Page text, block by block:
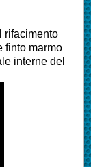
rifacimento
finto marmo
interne del